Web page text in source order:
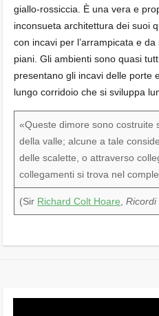
giallo-rossiccia. È una vera e
inconsueta architettura dei suoi
con incavi per l’arrampicata e
piani. Gli ambienti sono quasi
presentano gli incavi delle porte
lungo corridoio che si sviluppa
«Queste dimore sono costruite
della valle; alcune a tale
delle scalette, o attraverso
collegamenti si trova nel
(Sir Richard Colt Hoare ,Ricordi